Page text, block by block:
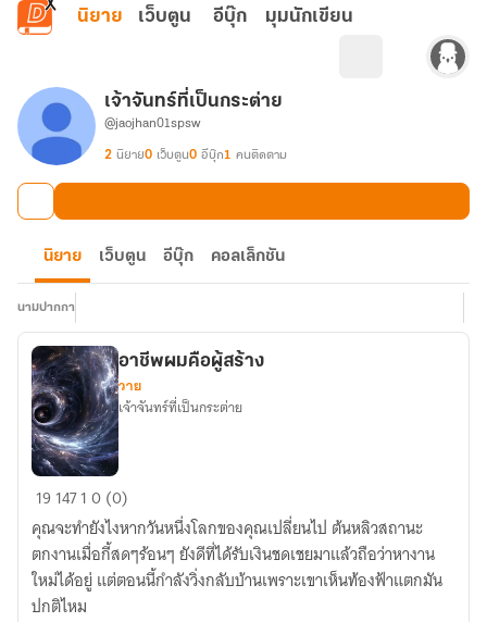
ข้ามไปยังเนื้อหาหลัก
นิยาย เว็บตูน อีบุ๊ก มุมนักเขียน
เจ้าจันทร์ที่เป็นกระต่าย
@jaojhan01spsw
2 นิยาย0 เว็บตูน0 อีบุ๊ก1 คนติดตาม
นิยาย เว็บตูน อีบุ๊ก คอลเล็กชัน
นามปากกา
อาชีพ
คือ
ผู้
สร้าง
อาชีพผมคือผู้สร้าง
วาย
เจ้าจันทร์ที่เป็นกระต่าย
19 14710 (0)
คุณจะทำยังไงหากวันหนึ่งโลกของคุณเปลี่ยนไป ต้นหลิวสถานะ
ตกงานเมื่อกี้สดๆร้อนๆ ยังดีที่ได้รับเงินชดเชยมาแล้วถือว่าหางาน
ใหม่ได้อยู่ แต่ตอนนี้กำลังวิ่งกลับบ้านเพราะเขาเห็นท้องฟ้าแตกมัน
ปกติไหม